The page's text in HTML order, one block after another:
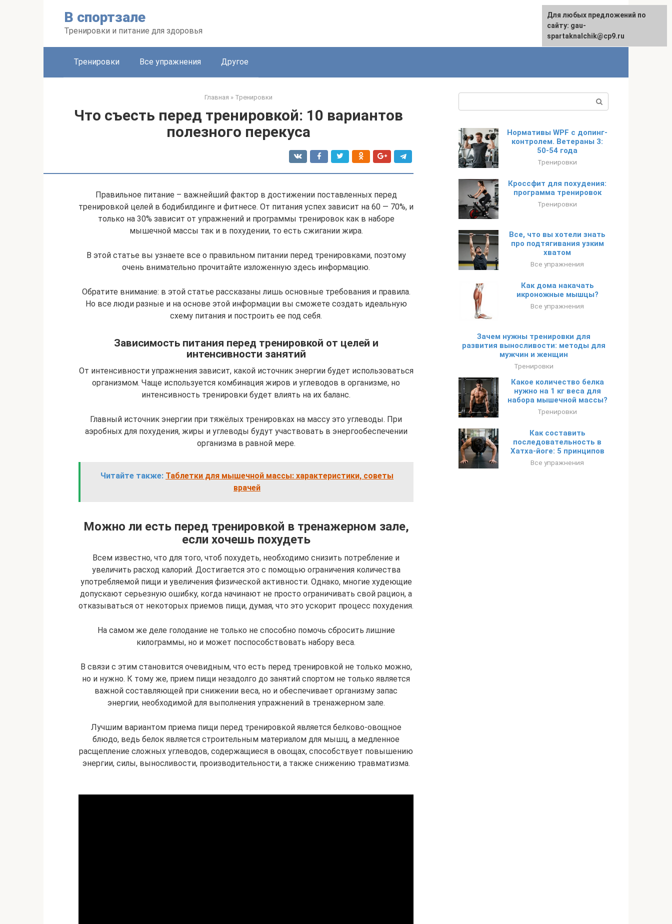
В спортзале
Тренировки и питание для здоровья
Тренировки Все упражнения Другое
Главная » Тренировки
Что съесть перед тренировкой: 10 вариантов
полезного перекуса
Правильное питание – важнейший фактор в достижении поставленных перед
тренировкой целей в бодибилдинге и фитнесе. От питания успех зависит на 60 — 70%, и
только на 30% зависит от упражнений и программы тренировок как в наборе
мышечной массы так и в похудении, то есть сжигании жира.
В этой статье вы узнаете все о правильном питании перед тренировками, поэтому
очень внимательно прочитайте изложенную здесь информацию.
Обратите внимание: в этой статье рассказаны лишь основные требования и правила.
Но все люди разные и на основе этой информации вы сможете создать идеальную
схему питания и построить ее под себя.
Зависимость питания перед тренировкой от целей и
интенсивности занятий
От интенсивности упражнения зависит, какой источник энергии будет использоваться
организмом. Чаще используется комбинация жиров и углеводов в организме, но
интенсивность тренировки будет влиять на их баланс.
Главный источник энергии при тяжёлых тренировках на массу это углеводы. При
аэробных для похудения, жиры и углеводы будут участвовать в энергообеспечении
организма в равной мере.
Читайте также: Таблетки для мышечной массы: характеристики, советы
врачей
Можно ли есть перед тренировкой в тренажерном зале,
если хочешь похудеть
Всем известно, что для того, чтоб похудеть, необходимо снизить потребление и
увеличить расход калорий. Достигается это с помощью ограничения количества
употребляемой пищи и увеличения физической активности. Однако, многие худеющие
допускают серьезную ошибку, когда начинают не просто ограничивать свой рацион, а
отказываться от некоторых приемов пищи, думая, что это ускорит процесс похудения.
На самом же деле голодание не только не способно помочь сбросить лишние
килограммы, но и может поспособствовать набору веса.
В связи с этим становится очевидным, что есть перед тренировкой не только можно,
но и нужно. К тому же, прием пищи незадолго до занятий спортом не только является
важной составляющей при снижении веса, но и обеспечивает организму запас
энергии, необходимой для выполнения упражнений в тренажерном зале.
Лучшим вариантом приема пищи перед тренировкой является белково-овощное
блюдо, ведь белок является строительным материалом для мышц, а медленное
расщепление сложных углеводов, содержащиеся в овощах, способствует повышению
энергии, силы, выносливости, производительности, а также снижению травматизма.
Нормативы WPF с допинг-
контролем. Ветераны 3:
50-54 года
Тренировки
Кроссфит для похудения:
программа тренировок
Тренировки
Все, что вы хотели знать
про подтягивания узким
хватом
Все упражнения
Как дома накачать
икроножные мышцы?
Все упражнения
Зачем нужны тренировки для
развития выносливости: методы для
мужчин и женщин
Тренировки
Какое количество белка
нужно на 1 кг веса для
набора мышечной массы?
Тренировки
Как составить
последовательность в
Хатха-йоге: 5 принципов
Все упражнения
Для любых предложений по
сайту: gau-
spartaknalchik@cp9.ru